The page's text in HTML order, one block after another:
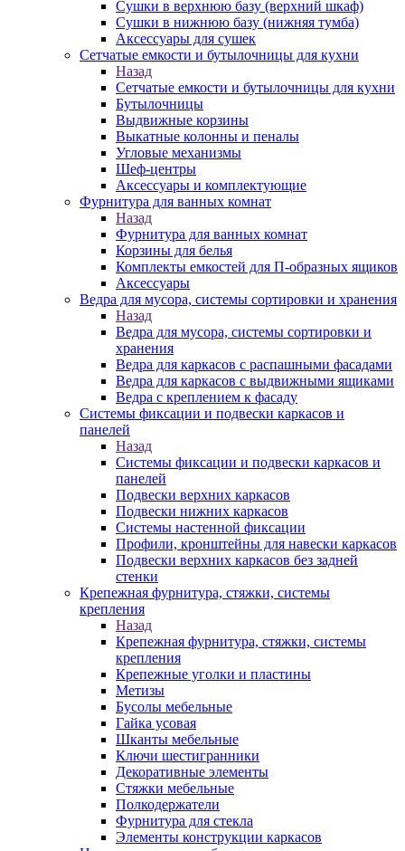
Сушки в верхнюю базу (верхний шкаф)
Сушки в нижнюю базу (нижняя тумба)
Аксессуары для сушек
Сетчатые емкости и бутылочницы для кухни
Назад
Сетчатые емкости и бутылочницы для кухни
Бутылочницы
Выдвижные корзины
Выкатные колонны и пеналы
Угловые механизмы
Шеф-центры
Аксессуары и комплектующие
Фурнитура для ванных комнат
Назад
Фурнитура для ванных комнат
Корзины для белья
Комплекты емкостей для П-образных ящиков
Аксессуары
Ведра для мусора, системы сортировки и хранения
Назад
Ведра для мусора, системы сортировки и
хранения
Ведра для каркасов с распашными фасадами
Ведра для каркасов с выдвижными ящиками
Ведра с креплением к фасаду
Системы фиксации и подвески каркасов и
панелей
Назад
Системы фиксации и подвески каркасов и
панелей
Подвески верхних каркасов
Подвески нижних каркасов
Системы настенной фиксации
Профили, кронштейны для навески каркасов
Подвески верхних каркасов без задней
стенки
Крепежная фурнитура, стяжки, системы
крепления
Назад
Крепежная фурнитура, стяжки, системы
крепления
Крепежные уголки и пластины
Метизы
Бусолы мебельные
Гайка усовая
Шканты мебельные
Ключи шестигранники
Декоративные элементы
Стяжки мебельные
Полкодержатели
Фурнитура для стекла
Элементы конструкции каркасов